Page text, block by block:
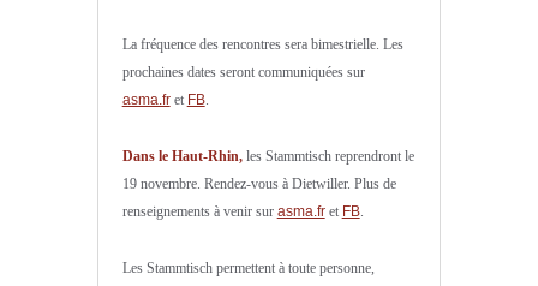
La fréquence des rencontres sera bimestrielle. Les
prochaines dates seront communiquées sur
asma.fret FB.
Dans le Haut-Rhin,les Stammtisch reprendront le
19 novembre. Rendez-vous à Dietwiller. Plus de
renseignements à venir sur asma.fret FB.
Les Stammtisch permettent à toute personne,